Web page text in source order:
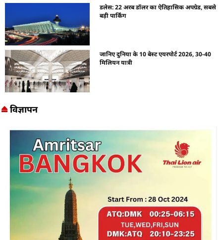
डलेस: 22 अरब डॉलर का ऐतिहासिक अपग्रेड, सबसे
बड़ी पार्किंग
जानिए दुनिया के 10 बेस्ट एयरपोर्ट 2026, 30-40
मिलियन यात्री
विज्ञापन